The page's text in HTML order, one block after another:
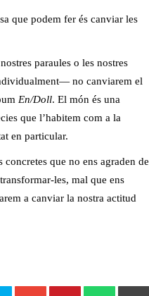
que podem fer és canviar les
paraules o les nostres
no canviarem el
En/Doll. El món és una
que l’habitem com a la
en particular.
que no ens agraden de
les, mal que ens
a canviar la nostra actitud